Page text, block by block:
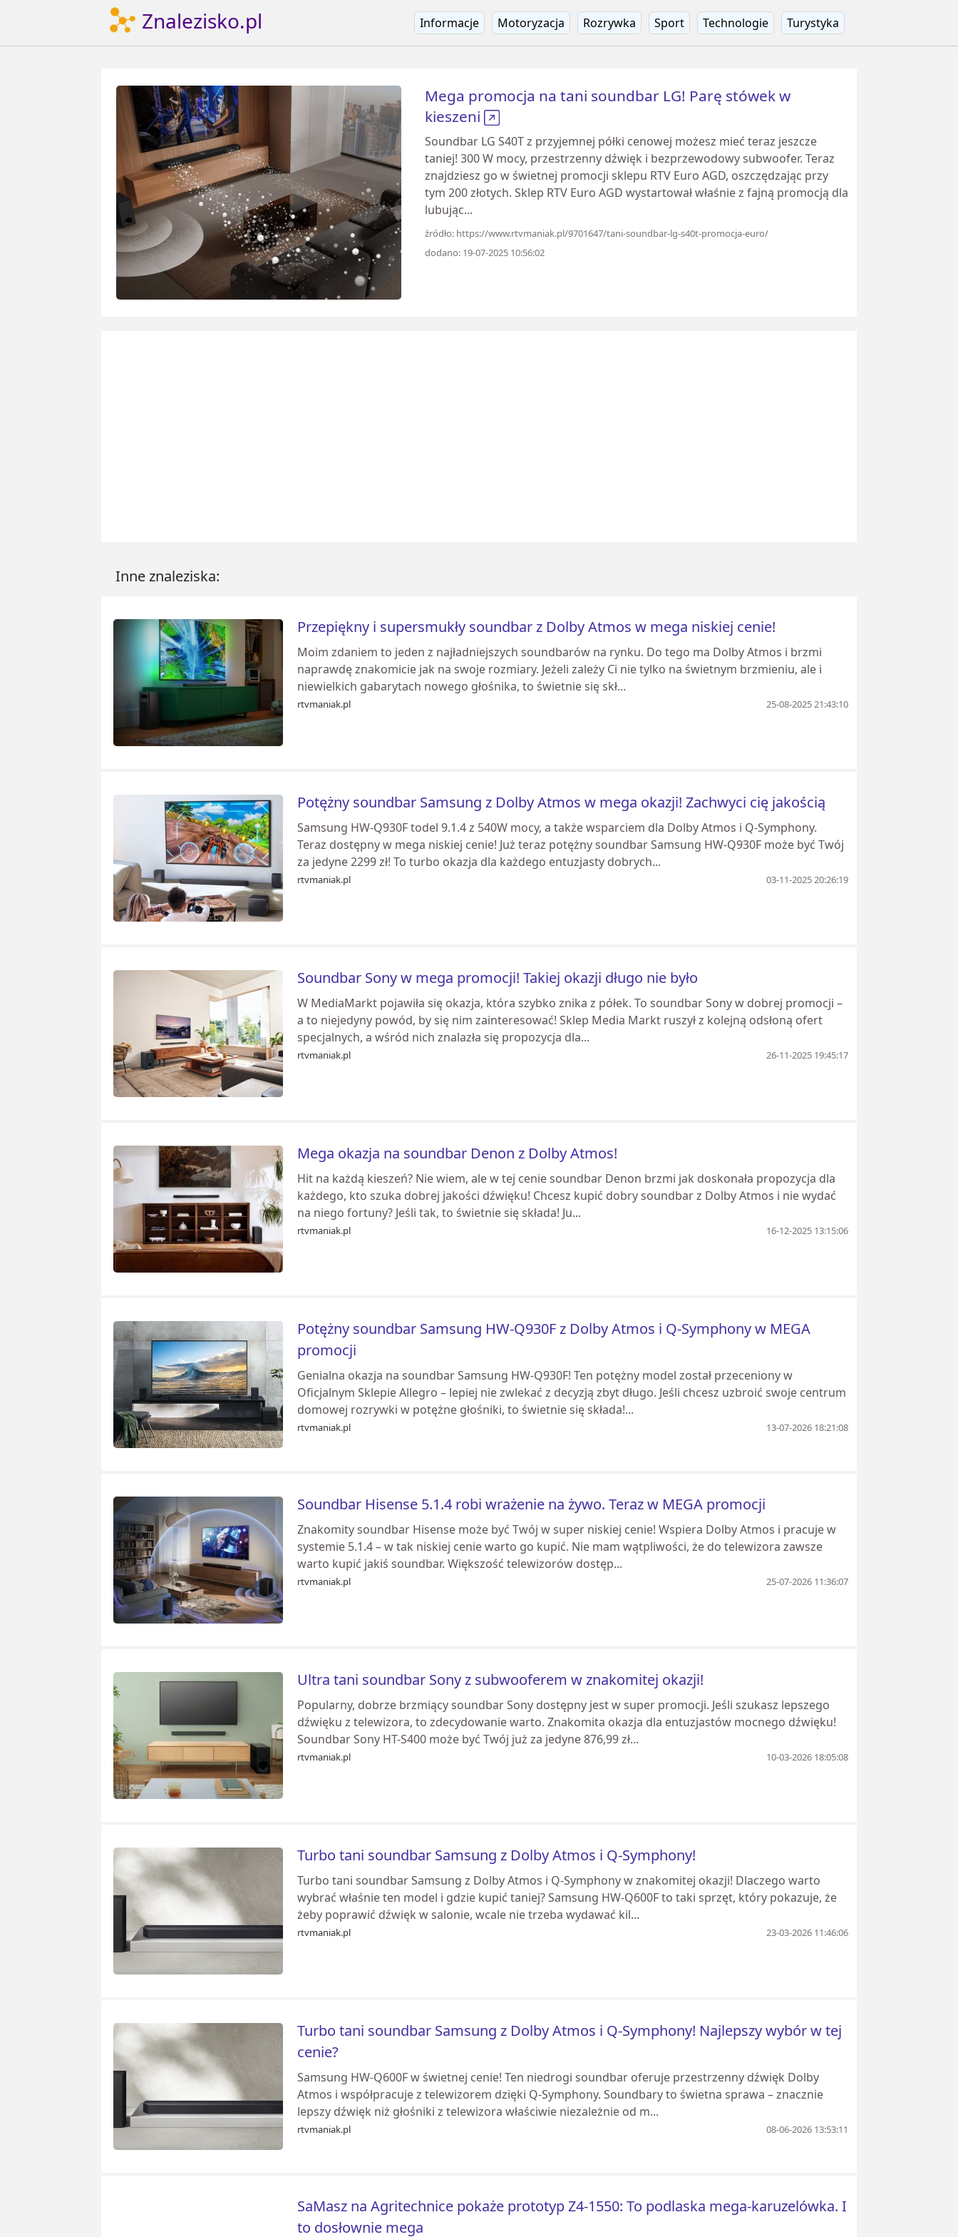
Znalezisko.pl Informacje Motoryzacja Rozrywka Sport Technologie Turystyka
Mega promocja na tani soundbar LG! Parę stówek w
kieszeni
Soundbar LG S40T z przyjemnej półki cenowej możesz mieć teraz jeszcze
taniej! 300 W mocy, przestrzenny dźwięk i bezprzewodowy subwoofer. Teraz
znajdziesz go w świetnej promocji sklepu RTV Euro AGD, oszczędzając przy
tym 200 złotych. Sklep RTV Euro AGD wystartował właśnie z fajną promocją dla
lubując...
źródło: https://www.rtvmaniak.pl/9701647/tani-soundbar-lg-s40t-promocja-euro/
dodano: 19-07-2025 10:56:02
Inne znaleziska:
Przepiękny i supersmukły soundbar z Dolby Atmos w mega niskiej cenie!
Moim zdaniem to jeden z najładniejszych soundbarów na rynku. Do tego ma Dolby Atmos i brzmi
naprawdę znakomicie jak na swoje rozmiary. Jeżeli zależy Ci nie tylko na świetnym brzmieniu, ale i
niewielkich gabarytach nowego głośnika, to świetnie się skł...
rtvmaniak.pl 25-08-2025 21:43:10
Potężny soundbar Samsung z Dolby Atmos w mega okazji! Zachwyci cię jakością
Samsung HW-Q930F todel 9.1.4 z 540W mocy, a także wsparciem dla Dolby Atmos i Q-Symphony.
Teraz dostępny w mega niskiej cenie! Już teraz potężny soundbar Samsung HW-Q930F może być Twój
za jedyne 2299 zł! To turbo okazja dla każdego entuzjasty dobrych...
rtvmaniak.pl 03-11-2025 20:26:19
Soundbar Sony w mega promocji! Takiej okazji długo nie było
W MediaMarkt pojawiła się okazja, która szybko znika z półek. To soundbar Sony w dobrej promocji –
a to niejedyny powód, by się nim zainteresować! Sklep Media Markt ruszył z kolejną odsłoną ofert
specjalnych, a wśród nich znalazła się propozycja dla...
rtvmaniak.pl 26-11-2025 19:45:17
Mega okazja na soundbar Denon z Dolby Atmos!
Hit na każdą kieszeń? Nie wiem, ale w tej cenie soundbar Denon brzmi jak doskonała propozycja dla
każdego, kto szuka dobrej jakości dźwięku! Chcesz kupić dobry soundbar z Dolby Atmos i nie wydać
na niego fortuny? Jeśli tak, to świetnie się składa! Ju...
rtvmaniak.pl 16-12-2025 13:15:06
Potężny soundbar Samsung HW-Q930F z Dolby Atmos i Q-Symphony w MEGA
promocji
Genialna okazja na soundbar Samsung HW-Q930F! Ten potężny model został przeceniony w
Oficjalnym Sklepie Allegro – lepiej nie zwlekać z decyzją zbyt długo. Jeśli chcesz uzbroić swoje centrum
domowej rozrywki w potężne głośniki, to świetnie się składa!...
rtvmaniak.pl 13-07-2026 18:21:08
Soundbar Hisense 5.1.4 robi wrażenie na żywo. Teraz w MEGA promocji
Znakomity soundbar Hisense może być Twój w super niskiej cenie! Wspiera Dolby Atmos i pracuje w
systemie 5.1.4 – w tak niskiej cenie warto go kupić. Nie mam wątpliwości, że do telewizora zawsze
warto kupić jakiś soundbar. Większość telewizorów dostęp...
rtvmaniak.pl 25-07-2026 11:36:07
Ultra tani soundbar Sony z subwooferem w znakomitej okazji!
Popularny, dobrze brzmiący soundbar Sony dostępny jest w super promocji. Jeśli szukasz lepszego
dźwięku z telewizora, to zdecydowanie warto. Znakomita okazja dla entuzjastów mocnego dźwięku!
Soundbar Sony HT-S400 może być Twój już za jedyne 876,99 zł...
rtvmaniak.pl 10-03-2026 18:05:08
Turbo tani soundbar Samsung z Dolby Atmos i Q-Symphony!
Turbo tani soundbar Samsung z Dolby Atmos i Q-Symphony w znakomitej okazji! Dlaczego warto
wybrać właśnie ten model i gdzie kupić taniej? Samsung HW-Q600F to taki sprzęt, który pokazuje, że
żeby poprawić dźwięk w salonie, wcale nie trzeba wydawać kil...
rtvmaniak.pl 23-03-2026 11:46:06
Turbo tani soundbar Samsung z Dolby Atmos i Q-Symphony! Najlepszy wybór w tej
cenie?
Samsung HW-Q600F w świetnej cenie! Ten niedrogi soundbar oferuje przestrzenny dźwięk Dolby
Atmos i współpracuje z telewizorem dzięki Q-Symphony. Soundbary to świetna sprawa – znacznie
lepszy dźwięk niż głośniki z telewizora właściwie niezależnie od m...
rtvmaniak.pl 08-06-2026 13:53:11
SaMasz na Agritechnice pokaże prototyp Z4-1550: To podlaska mega-karuzelówka. I
to dosłownie mega